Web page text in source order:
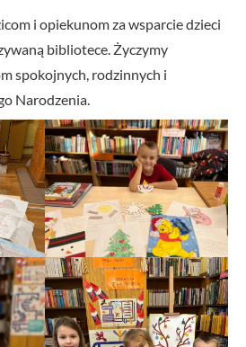
i opiekunom za wsparcie dzieci
bibliotece. Życzymy
spokojnych, rodzinnych i
Narodzenia.